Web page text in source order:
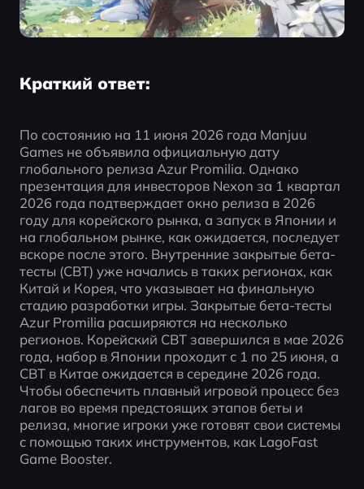
Краткий ответ:
По состоянию на 11 июня 2026 года Manjuu
Games не объявила официальную дату
глобального релиза Azur Promilia. Однако
презентация для инвесторов Nexon за 1 квартал
2026 года подтверждает окно релиза в 2026
году для корейского рынка, а запуск в Японии и
на глобальном рынке, как ожидается, последует
вскоре после этого. Внутренние закрытые бета-
тесты (CBT) уже начались в таких регионах, как
Китай и Корея, что указывает на финальную
стадию разработки игры. Закрытые бета-тесты
Azur Promilia расширяются на несколько
регионов. Корейский CBT завершился в мае 2026
года, набор в Японии проходит с 1 по 25 июня, а
CBT в Китае ожидается в середине 2026 года.
Чтобы обеспечить плавный игровой процесс без
лагов во время предстоящих этапов беты и
релиза, многие игроки уже готовят свои системы
с помощью таких инструментов, как LagoFast
Game Booster.